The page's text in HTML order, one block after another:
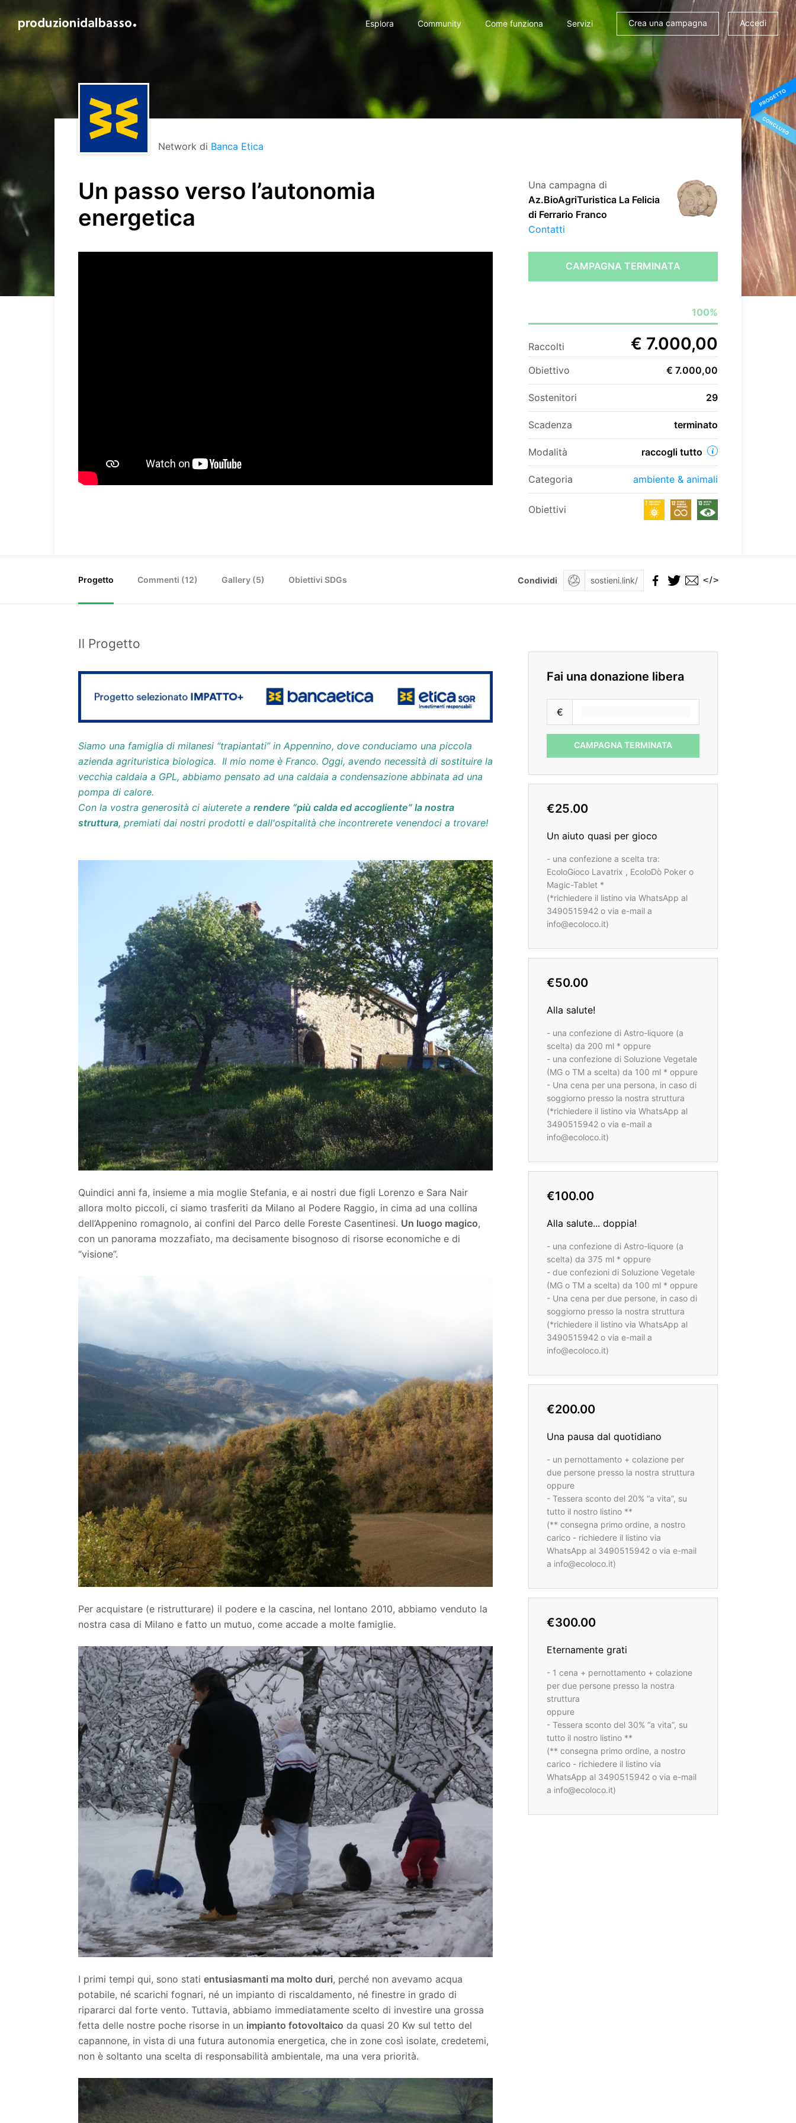
Esplora Community Come funziona Servizi Crea una campagna Accedi
Network di Banca Etica
Un passo verso l’autonomia
energetica
Una campagna di
Az.BioAgriTuristica La Felicia
di Ferrario Franco
Contatti
CAMPAGNA TERMINATA
100%
Raccolti € 7.000,00
Obiettivo € 7.000,00
Sostenitori 29
Scadenza terminato
Modalità raccogli tutto
Categoria ambiente & animali
Obiettivi
Progetto Commenti (12) Gallery (5) Obiettivi SDGs Condividi </>
Il Progetto
Siamo una famiglia di milanesi “trapiantati” in Appennino, dove conduciamo una piccola
azienda agrituristica biologica. Il mio nome è Franco. Oggi, avendo necessità di sostituire la
vecchia caldaia a GPL, abbiamo pensato ad una caldaia a condensazione abbinata ad una
pompa di calore.
Con la vostra generosità ci aiuterete a rendere “più calda ed accogliente” la nostra
struttura, premiati dai nostri prodotti e dall'ospitalità che incontrerete venendoci a trovare!
Quindici anni fa, insieme a mia moglie Stefania, e ai nostri due figli Lorenzo e Sara Nair
allora molto piccoli, ci siamo trasferiti da Milano al Podere Raggio, in cima ad una collina
dell’Appenino romagnolo, ai confini del Parco delle Foreste Casentinesi. Un luogo magico,
con un panorama mozzafiato, ma decisamente bisognoso di risorse economiche e di
“visione”.
Per acquistare (e ristrutturare) il podere e la cascina, nel lontano 2010, abbiamo venduto la
nostra casa di Milano e fatto un mutuo, come accade a molte famiglie.
I primi tempi qui, sono stati entusiasmanti ma molto duri, perché non avevamo acqua
potabile, né scarichi fognari, né un impianto di riscaldamento, né finestre in grado di
ripararci dal forte vento. Tuttavia, abbiamo immediatamente scelto di investire una grossa
fetta delle nostre poche risorse in un impianto fotovoltaico da quasi 20 Kw sul tetto del
capannone, in vista di una futura autonomia energetica, che in zone così isolate, credetemi,
non è soltanto una scelta di responsabilità ambientale, ma una vera priorità.
Fai una donazione libera
€
CAMPAGNA TERMINATA
€25.00
Un aiuto quasi per gioco
- una confezione a scelta tra:
EcoloGioco Lavatrix , EcoloDò Poker o
Magic-Tablet *
(*richiedere il listino via WhatsApp al
3490515942 o via e-mail a
info@ecoloco.it)
€50.00
Alla salute!
- una confezione di Astro-liquore (a
scelta) da 200 ml * oppure
- una confezione di Soluzione Vegetale
(MG o TM a scelta) da 100 ml * oppure
- Una cena per una persona, in caso di
soggiorno presso la nostra struttura
(*richiedere il listino via WhatsApp al
3490515942 o via e-mail a
info@ecoloco.it)
€100.00
Alla salute... doppia!
- una confezione di Astro-liquore (a
scelta) da 375 ml * oppure
- due confezioni di Soluzione Vegetale
(MG o TM a scelta) da 100 ml * oppure
- Una cena per due persone, in caso di
soggiorno presso la nostra struttura
(*richiedere il listino via WhatsApp al
3490515942 o via e-mail a
info@ecoloco.it)
€200.00
Una pausa dal quotidiano
- un pernottamento + colazione per
due persone presso la nostra struttura
oppure
- Tessera sconto del 20% “a vita”, su
tutto il nostro listino **
(** consegna primo ordine, a nostro
carico - richiedere il listino via
WhatsApp al 3490515942 o via e-mail
a info@ecoloco.it)
€300.00
Eternamente grati
- 1 cena + pernottamento + colazione
per due persone presso la nostra
struttura
oppure
- Tessera sconto del 30% “a vita”, su
tutto il nostro listino **
(** consegna primo ordine, a nostro
carico - richiedere il listino via
WhatsApp al 3490515942 o via e-mail
a info@ecoloco.it)